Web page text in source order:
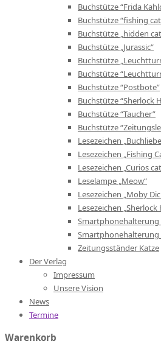
Buchstütze “Frida
Buchstütze “fishing
Buchstütze „hidden
Buchstütze „Jurassic“
Buchstütze
Buchstütze
Buchstütze “Postbote”
Buchstütze “Sherlock
Buchstütze “Taucher”
Buchstütze
Lesezeichen
Lesezeichen „Fishing
Lesezeichen „Curios
Leselampe „Meow“
Lesezeichen „Moby
Lesezeichen „Sherlock
Smartphonehalterung
Smartphonehalterung
Zeitungsständer Katze
Der Verlag
Impressum
Unsere Vision
News
Termine
Warenkorb